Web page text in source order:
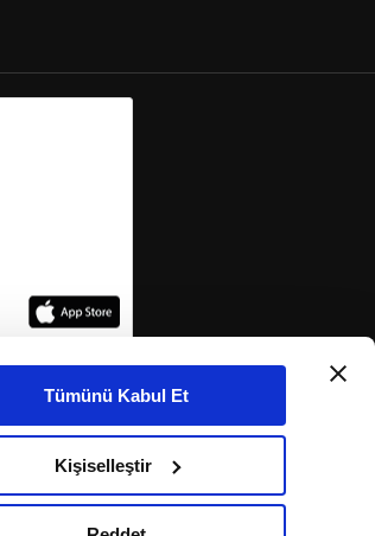
Tümünü Kabul Et
Kişiselleştir